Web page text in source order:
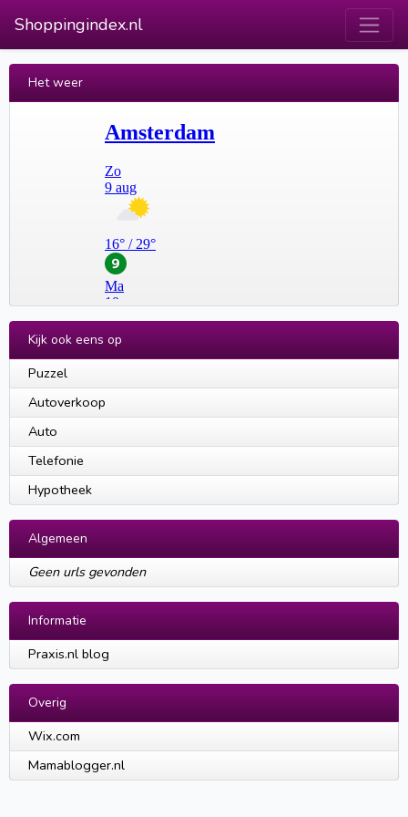
Shoppingindex.nl
Het weer
Kijk ook eens op
Puzzel
Autoverkoop
Auto
Telefonie
Hypotheek
Algemeen
Geen urls gevonden
Informatie
Praxis.nl blog
Overig
Wix.com
Mamablogger.nl